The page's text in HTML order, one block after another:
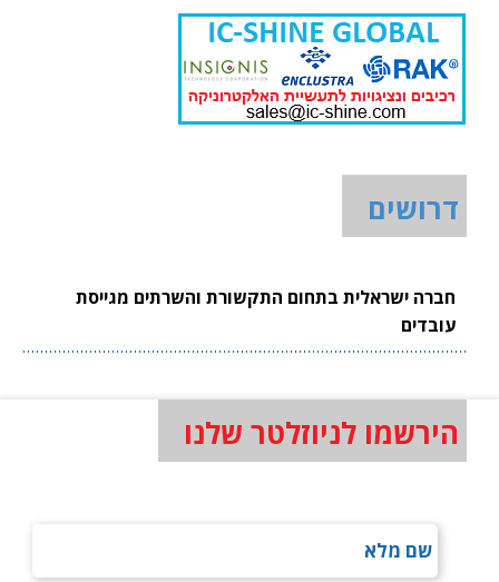
דרושים
חברה ישראלית בתחום התקשורת והשרתים מגייסת
עובדים
הירשמו לניוזלטר שלנו